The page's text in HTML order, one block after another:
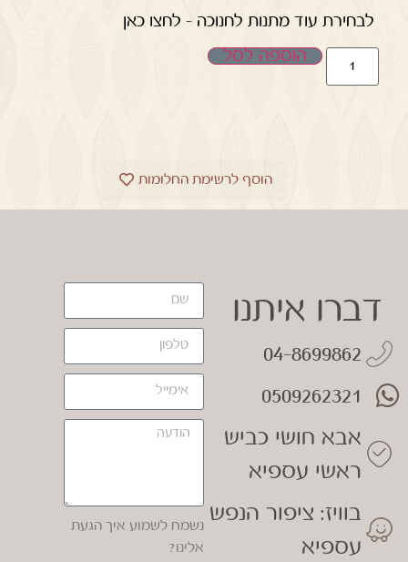
לבחירת עוד מתנות לחנוכה – לחצו כאן
הוספה לסל
הוסף לרשימת החלומות
דברו איתנו
04-8699862
0509262321
אבא חושי כביש
ראשי עספיא
בוויז: ציפור הנפש
עספיא
נשמח לשמוע איך הגעת
אלינו?